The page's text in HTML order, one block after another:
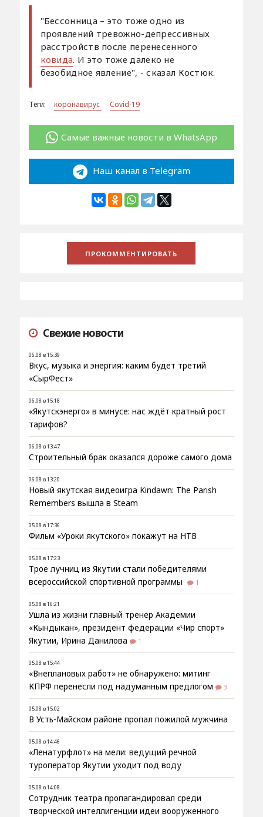
"Бессонница – это тоже одно из
проявлений тревожно-депрессивных
расстройств после перенесенного
ковида. И это тоже далеко не
безобидное явление", - сказал Костюк.
Теги: коронавирус Covid-19
Самые важные новости в WhatsApp
Наш канал в Telegram
Свежие новости
06.08 в 15:39
Вкус, музыка и энергия: каким будет третий
«СырФест»
06.08 в 15:18
«Якутскэнерго» в минусе: нас ждёт кратный рост
тарифов?
06.08 в 13:47
Строительный брак оказался дороже самого дома
06.08 в 13:20
Новый якутская видеоигра Kindawn: The Parish
Remembers вышла в Steam
05.08 в 17:36
Фильм «Уроки якутского» покажут на НТВ
05.08 в 17:23
Трое лучниц из Якутии стали победителями
всероссийской спортивной программы
1
05.08 в 16:21
Ушла из жизни главный тренер Академии
«Кындыкан», президент федерации «Чир спорт»
Якутии, Ирина Данилова
1
05.08 в 15:44
«Внеплановых работ» не обнаружено: митинг
КПРФ перенесли под надуманным предлогом
3
05.08 в 15:02
В Усть-Майском районе пропал пожилой мужчина
05.08 в 14:46
«Ленатурфлот» на мели: ведущий речной
туроператор Якутии уходит под воду
05.08 в 14:08
Сотрудник театра пропагандировал среди
творческой интеллигенции идеи вооруженного